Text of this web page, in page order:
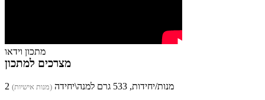
מתכון וידאו
מצרכים למתכון
2 מנות/יחידות, 533 גרם למנה\יחידה (מנות אישיות)